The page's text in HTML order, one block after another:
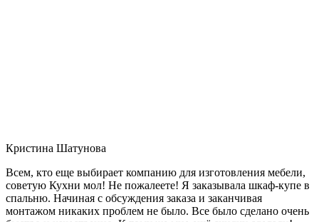
Кристина Шатунова
Всем, кто еще выбирает компанию для изготовления мебели,
советую Кухни мол! Не пожалеете! Я заказывала шкаф-купе в
спальню. Начиная с обсуждения заказа и заканчивая
монтажом никаких проблем не было. Все было сделано очень